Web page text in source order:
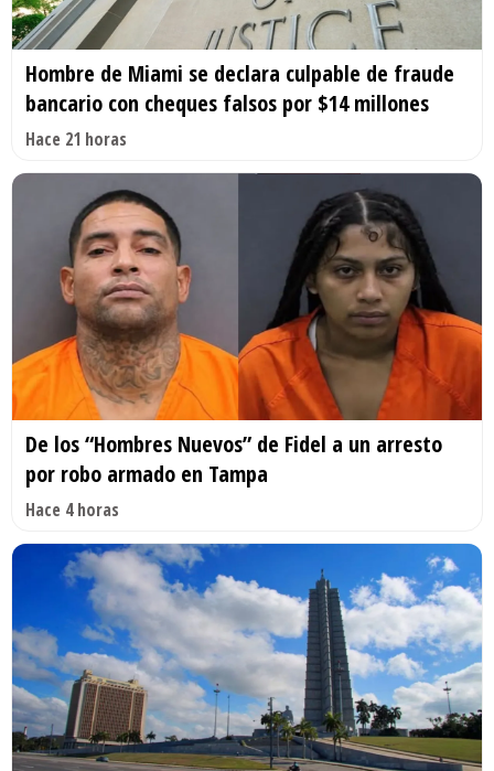
Hombre de Miami se declara culpable de fraude
bancario con cheques falsos por $14 millones
Hace 21 horas
De los “Hombres Nuevos” de Fidel a un arresto
por robo armado en Tampa
Hace 4 horas